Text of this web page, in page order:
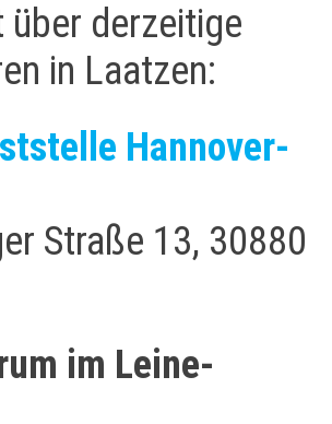
über derzeitige
in Laatzen:
Hannover-
Straße 13, 30880
im Leine-